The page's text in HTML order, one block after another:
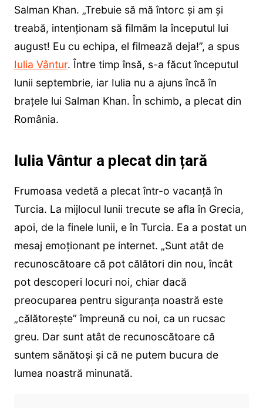
Salman Khan. „Trebuie să mă întorc și am și
treabă, intenționam să filmăm la începutul lui
august! Eu cu echipa, el filmează deja!”, a spus
Iulia Vântur. Între timp însă, s-a făcut începutul
lunii septembrie, iar Iulia nu a ajuns încă în
brațele lui Salman Khan. În schimb, a plecat din
România.
Iulia Vântur a plecat din țară
Frumoasa vedetă a plecat într-o vacanță în
Turcia. La mijlocul lunii trecute se afla în Grecia,
apoi, de la finele lunii, e în Turcia. Ea a postat un
mesaj emoționant pe internet. „Sunt atât de
recunoscătoare că pot călători din nou, încât
pot descoperi locuri noi, chiar dacă
preocuparea pentru siguranța noastră este
„călătorește” împreună cu noi, ca un rucsac
greu. Dar sunt atât de recunoscătoare că
suntem sănătoși și că ne putem bucura de
lumea noastră minunată.